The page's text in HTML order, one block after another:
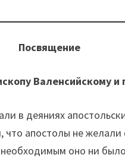
Посвящение
Валенсийскому и
в деяниях
апостолы не
оно ни